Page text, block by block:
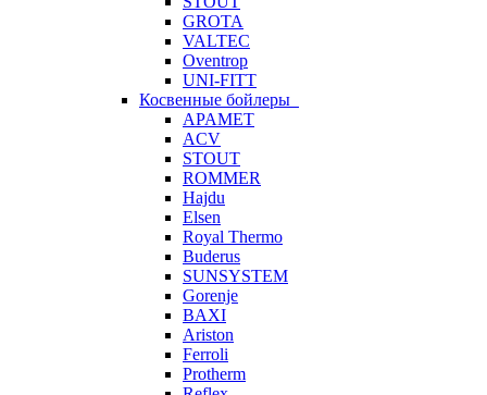
GROTA
VALTEC
Oventrop
UNI-FITT
Косвенные бойлеры
APAMET
ACV
STOUT
ROMMER
Hajdu
Elsen
Royal Thermo
Buderus
SUNSYSTEM
Gorenje
BAXI
Ariston
Ferroli
Protherm